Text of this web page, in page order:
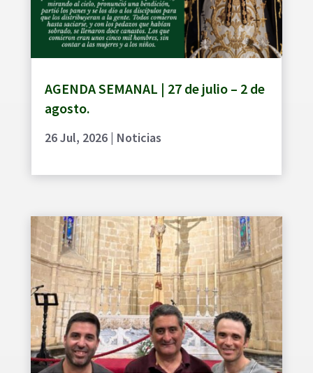
AGENDA SEMANAL | 27 de julio – 2 de
agosto.
26 Jul, 2026| Noticias